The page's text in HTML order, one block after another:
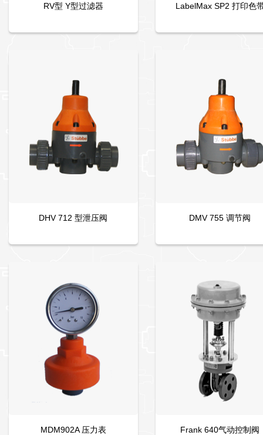
RV型 Y型过滤器 LabelMax SP2 打印色
DHV 712 型泄压阀 DMV 755 调节阀
MDM902A 压力表 Frank 640气动控制阀